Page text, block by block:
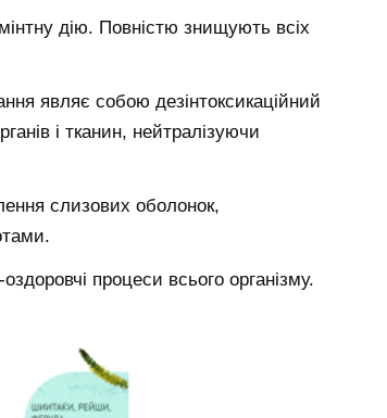
дію. Повністю знищують всіх
являє собою дезінтоксикаційний
і тканин, нейтралізуючи
слизових оболонок,
процеси всього організму.